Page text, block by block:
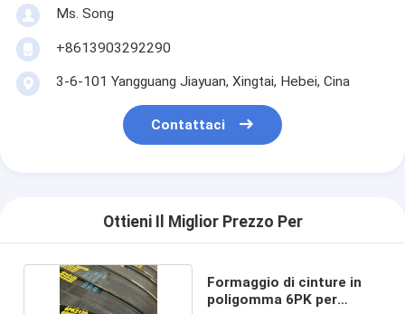
Ms. Song
+8613903292290
3-6-101 Yangguang Jiayuan, Xingtai, Hebei, Cina
Contattaci
Ottieni Il Miglior Prezzo Per
Formaggio di cinture in
poligomma 6PK per